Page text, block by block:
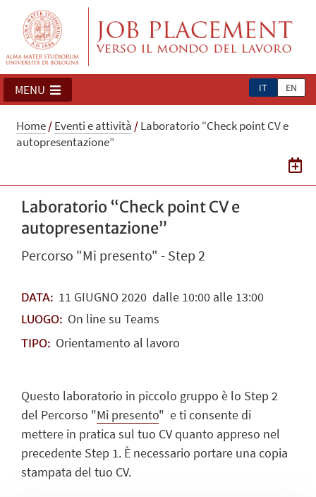
IT EN
MENU
Home/Eventi e attività /Laboratorio “Check point CV e
autopresentazione”
Laboratorio “Check point CV e
autopresentazione”
Percorso "Mi presento" - Step 2
DATA: 11 GIUGNO 2020dalle 10:00 alle 13:00
LUOGO: On line su Teams
TIPO: Orientamento al lavoro
Questo laboratorio in piccolo gruppo è lo Step 2
del Percorso "Mi presento" e ti consente di
mettere in pratica sul tuo CV quanto appreso nel
precedente Step 1. È necessario portare una copia
stampata del tuo CV.